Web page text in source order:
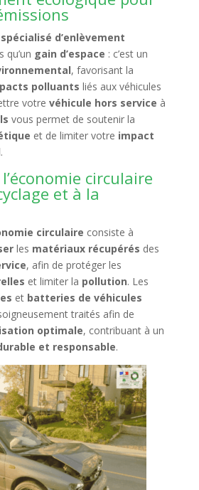
d’enlèvement
qu’un gain d’espace : c’est un
, favorisant la
polluants liés aux véhicules
votre véhicule hors service à
vous permet de soutenir la
et de limiter votre impact
.
circulaire
et à la
circulaire consiste à
les matériaux récupérés des
, afin de protéger les
et limiter la pollution. Les
et batteries de véhicules
traités afin de
optimale, contribuant à un
et responsable.